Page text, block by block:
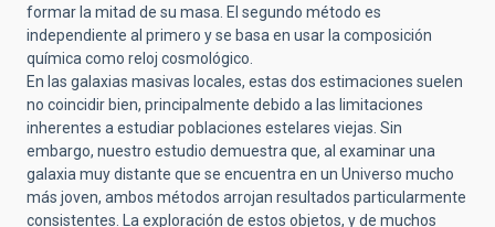
formar la mitad de su masa. El segundo método es
independiente al primero y se basa en usar la composición
química como reloj cosmológico.
En las galaxias masivas locales, estas dos estimaciones suelen
no coincidir bien, principalmente debido a las limitaciones
inherentes a estudiar poblaciones estelares viejas. Sin
embargo, nuestro estudio demuestra que, al examinar una
galaxia muy distante que se encuentra en un Universo mucho
más joven, ambos métodos arrojan resultados particularmente
consistentes. La exploración de estos objetos, y de muchos